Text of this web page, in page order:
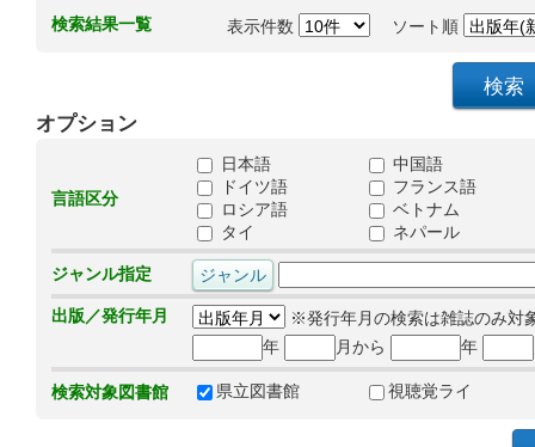
検索結果一覧 表示件数 ソート順
オプション
言語区分
日本語
中国語
ドイツ語
フランス語
ロシア語
ベトナム
タイ
ネパール
ジャンル指定
出版／発行年月
※発行年月の検索は雑誌のみ対
年
月から 年
検索対象図書館 県立図書館 視聴覚ライ